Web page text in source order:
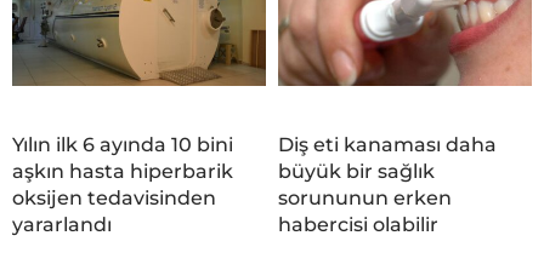
Yılın ilk 6 ayında 10 bini
aşkın hasta hiperbarik
oksijen tedavisinden
yararlandı
Diş eti kanaması daha
büyük bir sağlık
sorununun erken
habercisi olabilir